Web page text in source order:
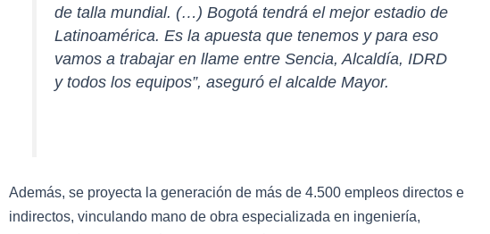
de talla mundial. (…) Bogotá tendrá el mejor estadio de
Latinoamérica. Es la apuesta que tenemos y para eso
vamos a trabajar en llame entre Sencia, Alcaldía, IDRD
y todos los equipos”, aseguró el alcalde Mayor.
Además, se proyecta la generación de más de 4.500 empleos directos e
indirectos, vinculando mano de obra especializada en ingeniería,